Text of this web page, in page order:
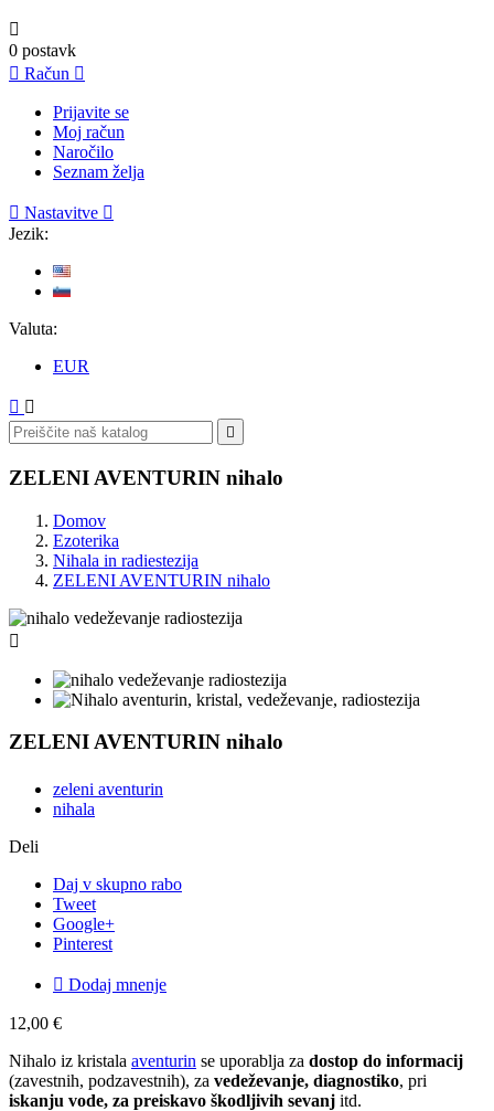

0 postavk
 Račun 
Prijavite se
Moj račun
Naročilo
Seznam želja
 Nastavitve 
Jezik:
Valuta:
EUR
 

ZELENI AVENTURIN nihalo
Domov
Ezoterika
Nihala in radiestezija
ZELENI AVENTURIN nihalo

ZELENI AVENTURIN nihalo
zeleni aventurin
nihala
Deli
Daj v skupno rabo
Tweet
Google+
Pinterest
 Dodaj mnenje
12,00 €
Nihalo iz kristala aventurin se uporablja za dostop do informacij
(zavestnih, podzavestnih), za vedeževanje, diagnostiko, pri
iskanju vode, za preiskavo škodljivih sevanj itd.